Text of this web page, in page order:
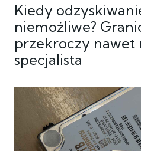
Kiedy
niemożliwe?
przekroczy nawet
specjalista